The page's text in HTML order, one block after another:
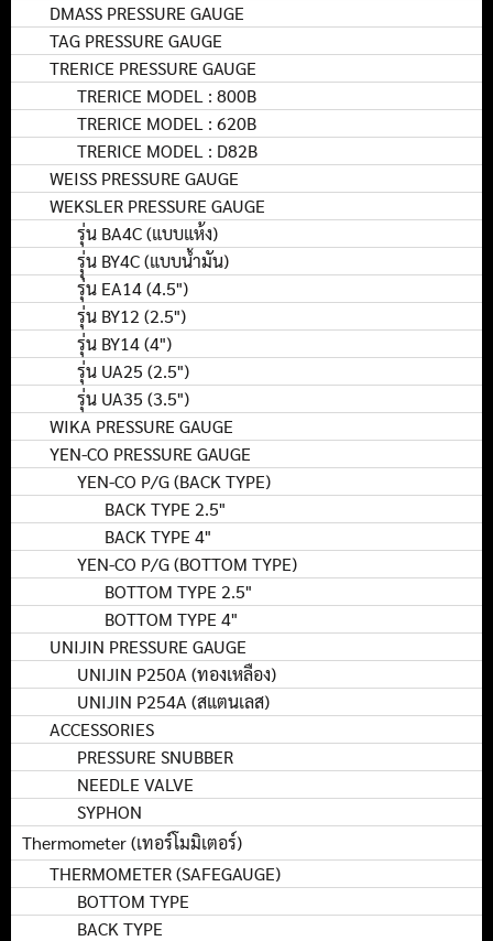
DMASS PRESSURE GAUGE
TAG PRESSURE GAUGE
TRERICE PRESSURE GAUGE
TRERICE MODEL : 800B
TRERICE MODEL : 620B
TRERICE MODEL : D82B
WEISS PRESSURE GAUGE
WEKSLER PRESSURE GAUGE
รุ่น BA4C (แบบแห้ง)
รุุ่น BY4C (แบบน้ำมัน)
รุ่น EA14 (4.5")
รุ่น BY12 (2.5")
รุ่น BY14 (4")
รุ่น UA25 (2.5")
รุ่น UA35 (3.5")
WIKA PRESSURE GAUGE
YEN-CO PRESSURE GAUGE
YEN-CO P/G (BACK TYPE)
BACK TYPE 2.5"
BACK TYPE 4"
YEN-CO P/G (BOTTOM TYPE)
BOTTOM TYPE 2.5"
BOTTOM TYPE 4"
UNIJIN PRESSURE GAUGE
UNIJIN P250A (ทองเหลือง)
UNIJIN P254A (สแตนเลส)
ACCESSORIES
PRESSURE SNUBBER
NEEDLE VALVE
SYPHON
Thermometer (เทอร์โมมิเตอร์)
THERMOMETER (SAFEGAUGE)
BOTTOM TYPE
BACK TYPE